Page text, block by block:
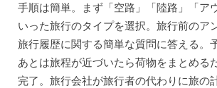
手順は簡単。まず「空路」「陸路」「ア
いった旅行のタイプを選択。旅行前のア
旅行履歴に関する簡単な質問に答える。
あとは旅程が近づいたら荷物をまとめる
完了。旅行会社が旅行者の代わりに旅の